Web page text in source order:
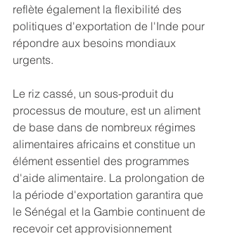
reflète également la flexibilité des
politiques d'exportation de l'Inde pour
répondre aux besoins mondiaux
urgents.
Le riz cassé, un sous-produit du
processus de mouture, est un aliment
de base dans de nombreux régimes
alimentaires africains et constitue un
élément essentiel des programmes
d'aide alimentaire. La prolongation de
la période d'exportation garantira que
le Sénégal et la Gambie continuent de
recevoir cet approvisionnement